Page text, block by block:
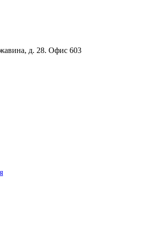
д. 28. Офис 603